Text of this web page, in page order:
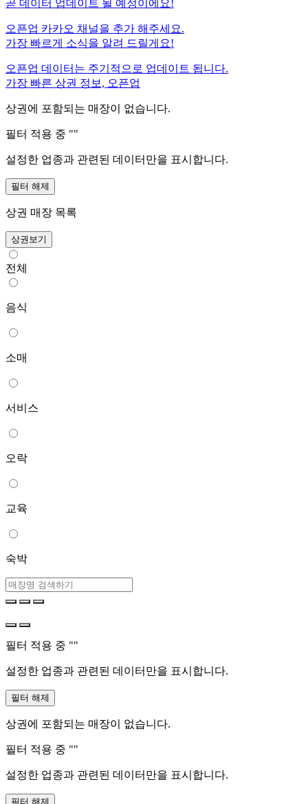
곧 데이터 업데이트 될 예정이에요!
오픈업 카카오 채널을 추가 해주세요.
가장 빠르게 소식을 알려 드릴게요!
오픈업 데이터는 주기적으로 업데이트 됩니다.
가장 빠른 상권 정보, 오픈업
상권에 포함되는 매장이 없습니다.
필터 적용 중 ""
설정한 업종과 관련된 데이터만을 표시합니다.
필터 해제
상권 매장 목록
상권보기
전체
음식
소매
서비스
오락
교육
숙박
필터 적용 중 ""
설정한 업종과 관련된 데이터만을 표시합니다.
필터 해제
상권에 포함되는 매장이 없습니다.
필터 적용 중 ""
설정한 업종과 관련된 데이터만을 표시합니다.
필터 해제